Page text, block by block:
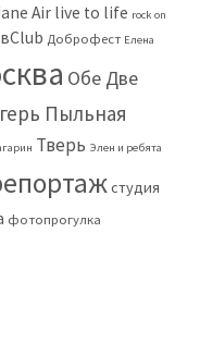
Air live to life rock on
Доброфест Елена
Обе Две
Пыльная
Тверь Элен и ребята
студия
фотопрогулка